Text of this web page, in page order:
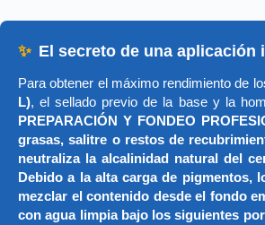
✨ El secreto de una aplicación
Para obtener el máximo rendimiento de
L), el sellado previo de la base y la
PREPARACIÓN Y FONDEO
grasas, salitre o restos de
neutraliza la alcalinidad natural del
Debido a la alta carga de pigmentos,
mezclar el contenido desde el fondo
con agua limpia bajo los siguientes